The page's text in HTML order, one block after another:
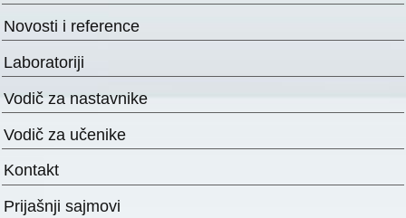
Novosti i reference
Laboratoriji
Vodič za nastavnike
Vodič za učenike
Kontakt
Prijašnji sajmovi